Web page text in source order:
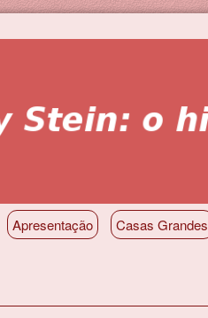
Apresentação Casas Grandes